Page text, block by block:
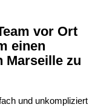
vor Ort
einen
Marseille zu
und unkompliziert